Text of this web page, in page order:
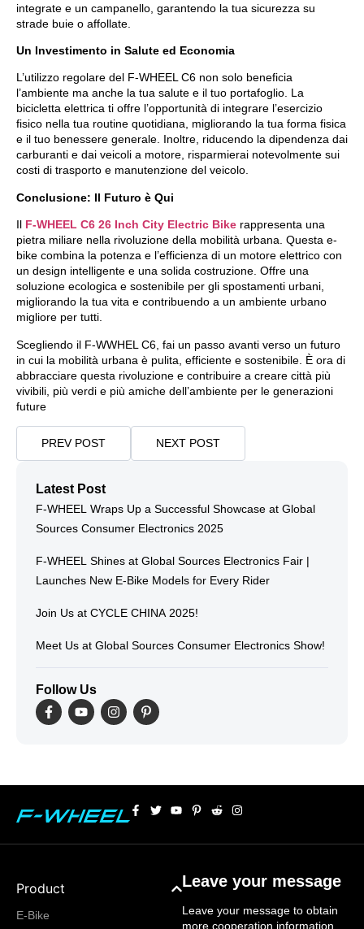
integrate e un campanello, garantendo la tua sicurezza su
strade buie o affollate.
Un Investimento in Salute ed Economia
L’utilizzo regolare del F-WHEEL C6 non solo beneficia
l’ambiente ma anche la tua salute e il tuo portafoglio. La
bicicletta elettrica ti offre l’opportunità di integrare l’esercizio
fisico nella tua routine quotidiana, migliorando la tua forma fisica
e il tuo benessere generale. Inoltre, riducendo la dipendenza dai
carburanti e dai veicoli a motore, risparmierai notevolmente sui
costi di trasporto e manutenzione del veicolo.
Conclusione: Il Futuro è Qui
Il F-WHEEL C6 26 Inch City Electric Bike rappresenta una
pietra miliare nella rivoluzione della mobilità urbana. Questa e-
bike combina la potenza e l’efficienza di un motore elettrico con
un design intelligente e una solida costruzione. Offre una
soluzione ecologica e sostenibile per gli spostamenti urbani,
migliorando la tua vita e contribuendo a un ambiente urbano
migliore per tutti.
Scegliendo il F-WWHEL C6, fai un passo avanti verso un futuro
in cui la mobilità urbana è pulita, efficiente e sostenibile. È ora di
abbracciare questa rivoluzione e contribuire a creare città più
vivibili, più verdi e più amiche dell’ambiente per le generazioni
future
PREV POST NEXT POST
Latest Post
F-WHEEL Wraps Up a Successful Showcase at Global
Sources Consumer Electronics 2025
F-WHEEL Shines at Global Sources Electronics Fair |
Launches New E-Bike Models for Every Rider
Join Us at CYCLE CHINA 2025!
Meet Us at Global Sources Consumer Electronics Show!
Follow Us
Product
E-Bike
Leave your message
Leave your message to obtain
more cooperation information